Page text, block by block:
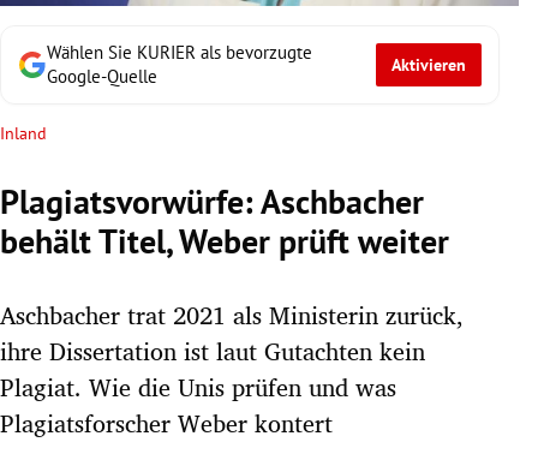
Untermenü
Untermenü
Untermenü
Untermenü
Untermenü
Untermenü
Untermenü
Wählen Sie KURIER als bevorzugte
Google-Quelle
Aktivieren
Inland
Plagiatsvorwürfe: Aschbacher
behält Titel, Weber prüft weiter
Aschbacher trat 2021 als Ministerin zurück,
ihre Dissertation ist laut Gutachten kein
Plagiat. Wie die Unis prüfen und was
Plagiatsforscher Weber kontert